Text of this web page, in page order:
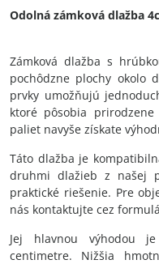
Odolná zámková dlažba
Zámková dlažba s
pochôdzne plochy okolo
prvky umožňujú
ktoré pôsobia
paliet navyše získate
Táto dlažba je
druhmi dlažieb z našej
praktické riešenie. Pre
nás kontaktujte cez
Jej hlavnou výhodou
centimetre. Nižšia